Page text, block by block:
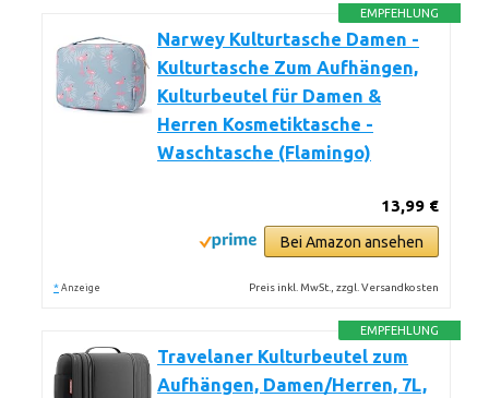
EMPFEHLUNG
Narwey Kulturtasche Damen -
Kulturtasche Zum Aufhängen,
Kulturbeutel für Damen &
Herren Kosmetiktasche -
Waschtasche (Flamingo)
13,99 €
Bei Amazon ansehen
* Anzeige Preis inkl. MwSt., zzgl. Versandkosten
EMPFEHLUNG
Travelaner Kulturbeutel zum
Aufhängen, Damen/Herren, 7L,